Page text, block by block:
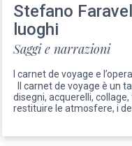
Stefano
luoghi
Saggi e narrazioni
I carnet de voyage e
Il carnet de voyage è un
disegni, acquerelli,
restituire le atmosfere, i